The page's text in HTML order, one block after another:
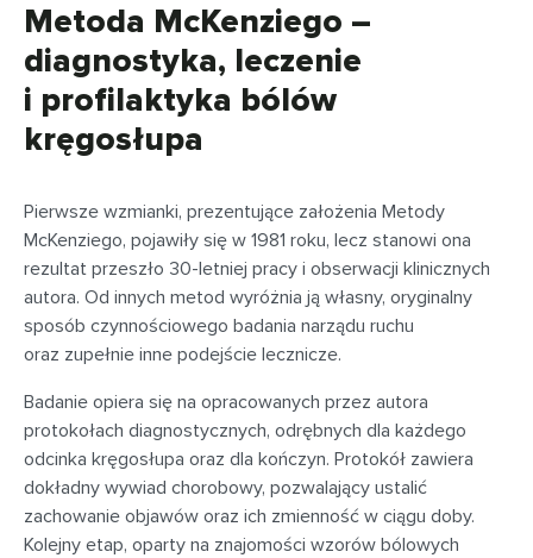
Metoda McKenziego –
diagnostyka, leczenie
i profilaktyka bólów
kręgosłupa
Pierwsze wzmianki, prezentujące założenia Metody
McKenziego, pojawiły się w 1981 roku, lecz stanowi ona
rezultat przeszło 30-letniej pracy i obserwacji klinicznych
autora. Od innych metod wyróżnia ją własny, oryginalny
sposób czynnościowego badania narządu ruchu
oraz zupełnie inne podejście lecznicze.
Badanie opiera się na opracowanych przez autora
protokołach diagnostycznych, odrębnych dla każdego
odcinka kręgosłupa oraz dla kończyn. Protokół zawiera
dokładny wywiad chorobowy, pozwalający ustalić
zachowanie objawów oraz ich zmienność w ciągu doby.
Kolejny etap, oparty na znajomości wzorów bólowych